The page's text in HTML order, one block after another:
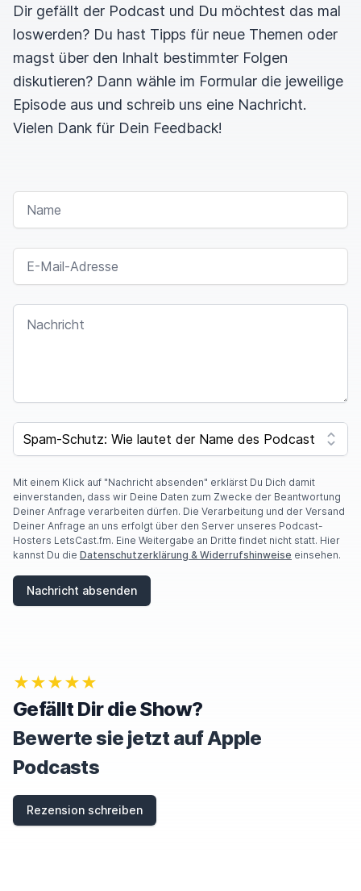
Dir gefällt der Podcast und Du möchtest das mal
loswerden? Du hast Tipps für neue Themen oder
magst über den Inhalt bestimmter Folgen
diskutieren? Dann wähle im Formular die jeweilige
Episode aus und schreib uns eine Nachricht.
Vielen Dank für Dein Feedback!
NAME
E-MAIL-ADRESSE
NACHRICHT
SPAM CAPTCHA
Mit einem Klick auf "Nachricht absenden" erklärst Du Dich damit
einverstanden, dass wir Deine Daten zum Zwecke der Beantwortung
Deiner Anfrage verarbeiten dürfen. Die Verarbeitung und der Versand
Deiner Anfrage an uns erfolgt über den Server unseres Podcast-
Hosters LetsCast.fm. Eine Weitergabe an Dritte findet nicht statt. Hier
kannst Du die Datenschutzerklärung & Widerrufshinweise einsehen.
Nachricht absenden
★★★★★
Gefällt Dir die Show?
Bewerte sie jetzt auf Apple
Podcasts
Rezension schreiben